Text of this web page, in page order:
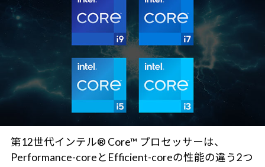
第12世代インテル® Core™ プロセッサーは、
Performance-coreとEfficient-coreの性能の違う2つ